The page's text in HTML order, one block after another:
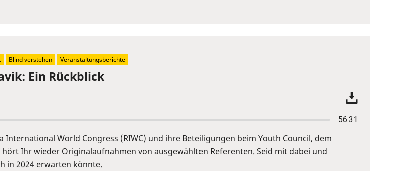
Ein Rückblick
56:31
World Congress (RIWC) und ihre Beteiligungen beim Youth Council, dem
Ihr wieder Originalaufnahmen von ausgewählten Referenten. Seid mit dabei und
in 2024 erwarten könnte.
Blind verstehen Veranstaltungsberichte